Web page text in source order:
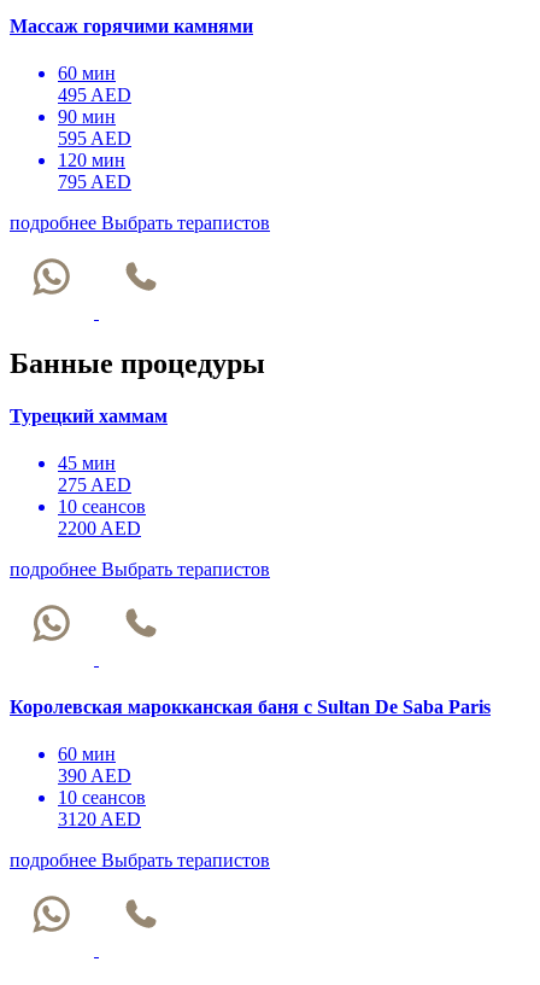
Массаж горячими камнями
60 мин
495 AED
90 мин
595 AED
120 мин
795 AED
подробнее Выбрать терапистов
Банные процедуры
Турецкий хаммам
45 мин
275 AED
10 сеансов
2200 AED
подробнее Выбрать терапистов
Королевская марокканская баня с Sultan De Saba Paris
60 мин
390 AED
10 сеансов
3120 AED
подробнее Выбрать терапистов